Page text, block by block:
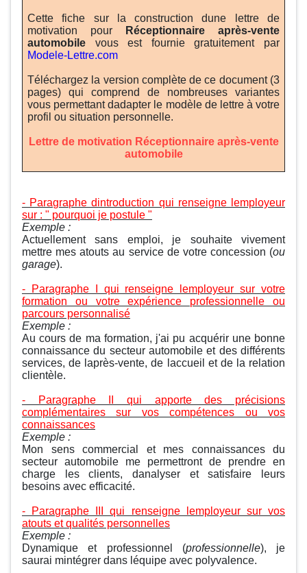
Cette fiche sur la construction dune lettre de
motivation pour
Réceptionnaire après-vente
automobile vous est fournie gratuitement par
Modele-Lettre.com
Téléchargez la version complète de ce document (3
pages) qui comprend de nombreuses variantes
vous permettant dadapter le modèle de lettre à votre
profil ou situation personnelle.
Lettre de motivation Réceptionnaire après-vente
automobile
- Paragraphe dintroduction qui renseigne lemployeur
sur : " pourquoi je postule "
Exemple :
Actuellement sans emploi, je souhaite vivement
mettre mes atouts au service de votre concession (ou
garage).
- Paragraphe I qui renseigne lemployeur sur votre
formation ou votre expérience professionnelle ou
parcours personnalisé
Exemple :
Au cours de ma formation, j'ai pu acquérir une bonne
connaissance du secteur automobile et des différents
services, de laprès-vente, de laccueil et de la relation
clientèle.
- Paragraphe II qui apporte des précisions
complémentaires sur vos compétences ou vos
connaissances
Exemple :
Mon sens commercial et mes connaissances du
secteur automobile me permettront de prendre en
charge les clients, danalyser et satisfaire leurs
besoins avec efficacité.
- Paragraphe III qui renseigne lemployeur sur vos
atouts et qualités personnelles
Exemple :
Dynamique et professionnel (professionnelle), je
saurai mintégrer dans léquipe avec polyvalence.